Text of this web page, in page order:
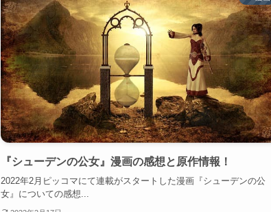
『シューデンの公女』漫画の感想と原作情報！
2022年2月ピッコマにて連載がスタートした漫画『シューデンの公
女』についての感想...